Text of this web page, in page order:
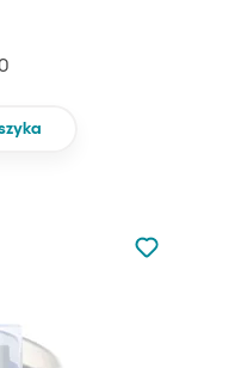
Nie dodano
Dodaj do